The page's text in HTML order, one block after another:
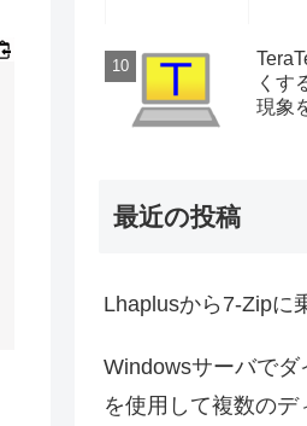
くす
現象
最近の投稿
Lhaplusから7-Zipに
Windowsサーバでダ
を使用して複数のデ